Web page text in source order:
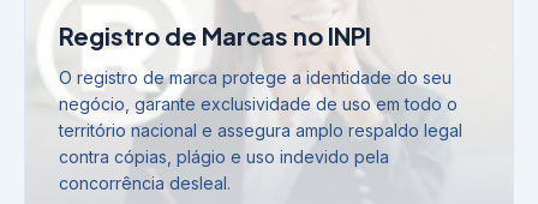
Registro de Marcas no INPI
O registro de marca protege a identidade do seu
negócio, garante exclusividade de uso em todo o
território nacional e assegura amplo respaldo legal
contra cópias, plágio e uso indevido pela
concorrência desleal.